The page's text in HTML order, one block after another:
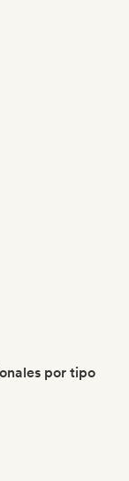
por tipo